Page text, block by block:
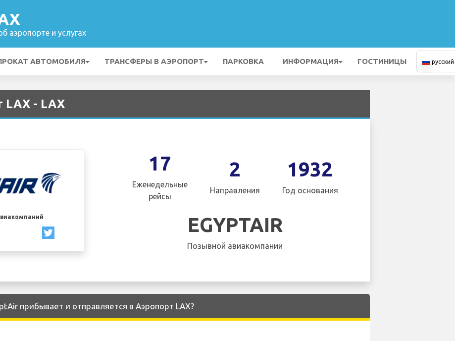
аэропорте и услугах
АВТОМОБИЛЯ ТРАНСФЕРЫ В АЭРОПОРТ ПАРКОВКА ИНФОРМАЦИЯ ГОСТИНИЦЫ русский
LAX - LAX
17
Еженедельные
рейсы
2
Направления
1932
Год основания
EGYPTAIR
Позывной авиакомпании
прибывает и отправляется в Аэропорт LAX?